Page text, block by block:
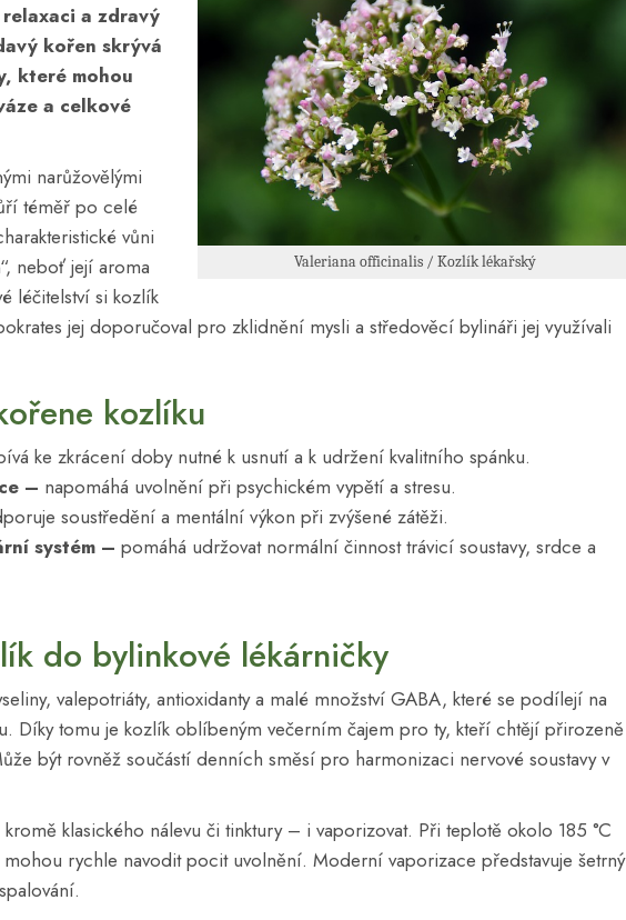
Valeriana officinalis / Kozlík lékařský
a zdravý
kořen skrývá
které mohou
a celkové
narůžovělými
téměř po celé
vůni
neboť její aroma
léčitelství si kozlík
jej doporučoval pro zklidnění mysli a středověcí bylináři jej využívali
kozlíku
ke zkrácení doby nutné k usnutí a k udržení kvalitního spánku.
– napomáhá uvolnění při psychickém vypětí a stresu.
soustředění a mentální výkon při zvýšené zátěži.
systém – pomáhá udržovat normální činnost trávicí soustavy, srdce a
do bylinkové lékárničky
valepotriáty, antioxidanty a malé množství GABA, které se podílejí na
Díky tomu je kozlík oblíbeným večerním čajem pro ty, kteří chtějí přirozeně
být rovněž součástí denních směsí pro harmonizaci nervové soustavy v
klasického nálevu či tinktury – i vaporizovat. Při teplotě okolo 185 °C
rychle navodit pocit uvolnění. Moderní vaporizace představuje šetrný